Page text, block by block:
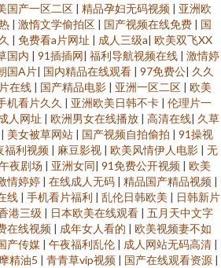
国产一区二区 | 精品孕妇无码视频 | 亚洲欧
| 激惰文学偷拍区 | 国产视频在线免费 | 国
| 免费看a片网址 | 成人三级a| 欧美双飞XX
国内 | 91插插网| 福利导航视频在线 | 激情婷
国A片| 国内精品在线观看 | 97免费公| 久久
在线 | 国产精品电影 | 亚洲一区二区 | 欧美
机看片久久 | 亚洲欧美日韩不卡 | 伦理片一
人网址 | 欧洲男女在线播放 | 高清在线| 久草
| 美女被草网站 | 国产视频自拍偷拍 | 91操视
福利视频 | 麻豆影视 | 欧美风情伊人电影 | 无
夜剧场 | 亚洲女同| 91免费公开视频 | 欧美
情婷婷 | 在线成人无码 | 精品国产精品视频 |
线 | 手机看片福利 | 乱伦日韩欧美 | 日韩新片
港三级 | 日本欧美在线观看 | 五月天中文字
在线视频 | 成年女人看的 | 欧美视频妻不如
产传媒 | 午夜福利乱伦 | 成人网站无码高清 |
精油5 | 青青草vip视频 | 国产在线观看资源 |